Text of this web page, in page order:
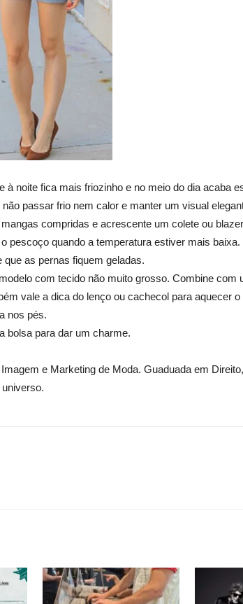
noite fica mais friozinho e no meio do dia acaba
passar frio nem calor e manter um visual
compridas e acrescente um colete ou
pescoço quando a temperatura estiver mais
as pernas fiquem geladas.
com tecido não muito grosso. Combine com
vale a dica do lenço ou cachecol para aquecer
nos pés.
bolsa para dar um charme.
e Marketing de Moda. Guaduada em